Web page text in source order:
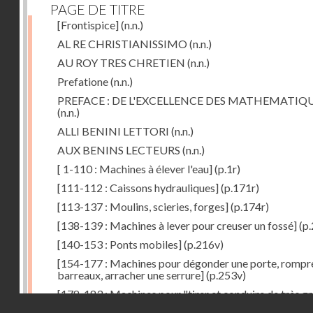
PAGE DE TITRE
[Frontispice](n.n.)
AL RE CHRISTIANISSIMO (n.n.)
AU ROY TRES CHRETIEN (n.n.)
Prefatione(n.n.)
PREFACE : DE L'EXCELLENCE DES
(n.n.)
ALLI BENINI LETTORI (n.n.)
AUX BENINS LECTEURS (n.n.)
[ 1-110 : Machines à élever l'eau](p.1r)
[111-112 : Caissons hydrauliques](p.171r)
[113-137 : Moulins, scieries, forges](p.174r)
[138-139 : Machines à lever pour creuser un fossé]
[140-153 : Ponts mobiles](p.216v)
[154-177 : Machines pour dégonder une porte,
barreaux, arracher une serrure](p.253v)
[178-183 : Machines pour "tirer et conduire de très